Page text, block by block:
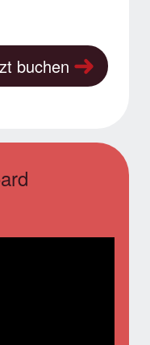
buchen